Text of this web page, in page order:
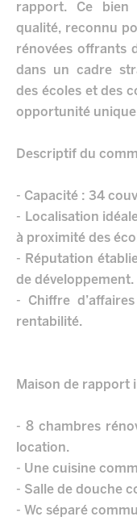
rapport. Ce bien
qualité, reconnu
rénovées offrants
dans un cadre
des écoles et des
opportunité unique
Descriptif du
- Capacité : 34
- Localisation
à proximité des
- Réputation
de développement.
- Chiffre
rentabilité.
Maison de rapport
- 8 chambres
location.
- Une cuisine
- Salle de douche
- Wc séparé